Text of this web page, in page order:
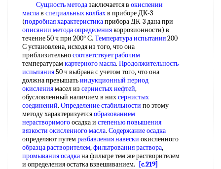
Сущность методазаключается в окислении
маслав специальных колбахв приборе ДК-3
(подробная характеристикаприбора ДК-3 дана при
описании метода определениякоррозионности) в
течение 50 ч при 200° С. Температура испытания200
С установлена, исходя из того, что она
приблизительносоответствует рабочим
температурамкартерного масла. Продолжительность
испытания50 ч выбрана с учетом того, что она
должна превышатьиндукционный период
окислениямасел из сернистых нефтей,
обусловленный наличием в нихсернистых
соединений. Определение стабильности по этому
методу характеризуетсяобразованием
нерастворимогоосадка и степенью повышения
вязкости окисленного масла. Содержание осадка
определяют путемразбавления навески окисленного
образца растворителем,фильтрования раствора,
промывания осадкана фильтре тем же растворителем
и определения остатка взвешиванием.
[c.219]